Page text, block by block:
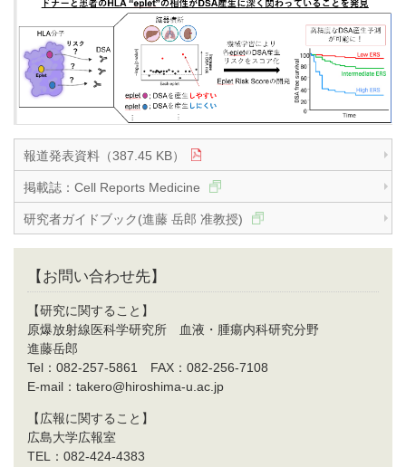
報道発表資料（387.45 KB）
掲載誌：Cell Reports Medicine
研究者ガイドブック(進藤 岳郎 准教授)
【お問い合わせ先】
【研究に関すること】
原爆放射線医科学研究所 血液・腫瘍内科研究分野
進藤岳郎
Tel：082-257-5861 FAX：082-256-7108
E-mail：takero@hiroshima-u.ac.jp
【広報に関すること】
広島大学広報室
TEL：082-424-4383